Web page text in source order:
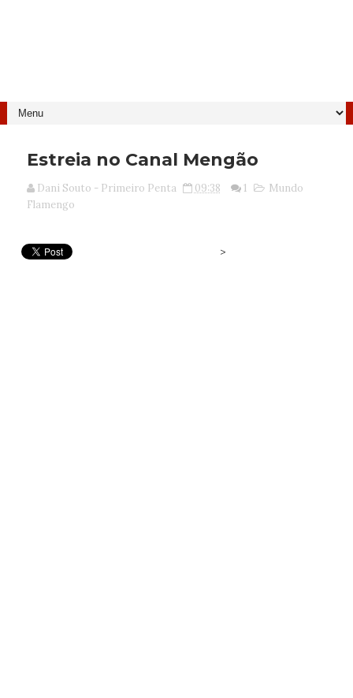
Estreia no Canal Mengão
Dani Souto - Primeiro Penta 09:38 1
Mundo
Flamengo
>